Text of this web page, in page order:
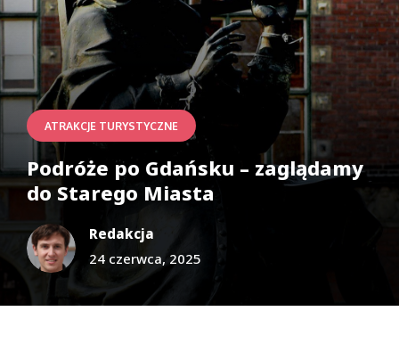
ATRAKCJE TURYSTYCZNE
Podróże po Gdańsku – zaglądamy
do Starego Miasta
Redakcja
24 czerwca, 2025